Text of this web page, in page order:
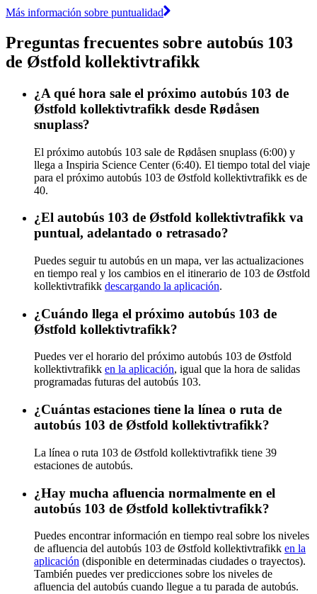
Más información sobre puntualidad
Preguntas frecuentes sobre autobús 103
de Østfold kollektivtrafikk
¿A qué hora sale el próximo autobús 103 de
Østfold kollektivtrafikk desde Rødåsen
snuplass?
El próximo autobús 103 sale de Rødåsen snuplass (6:00) y
llega a Inspiria Science Center (6:40). El tiempo total del viaje
para el próximo autobús 103 de Østfold kollektivtrafikk es de
40.
¿El autobús 103 de Østfold kollektivtrafikk va
puntual, adelantado o retrasado?
Puedes seguir tu autobús en un mapa, ver las actualizaciones
en tiempo real y los cambios en el itinerario de 103 de Østfold
kollektivtrafikk descargando la aplicación.
¿Cuándo llega el próximo autobús 103 de
Østfold kollektivtrafikk?
Puedes ver el horario del próximo autobús 103 de Østfold
kollektivtrafikk en la aplicación, igual que la hora de salidas
programadas futuras del autobús 103.
¿Cuántas estaciones tiene la línea o ruta de
autobús 103 de Østfold kollektivtrafikk?
La línea o ruta 103 de Østfold kollektivtrafikk tiene 39
estaciones de autobús.
¿Hay mucha afluencia normalmente en el
autobús 103 de Østfold kollektivtrafikk?
Puedes encontrar información en tiempo real sobre los niveles
de afluencia del autobús 103 de Østfold kollektivtrafikk en la
aplicación (disponible en determinadas ciudades o trayectos).
También puedes ver predicciones sobre los niveles de
afluencia del autobús cuando llegue a tu parada de autobús.